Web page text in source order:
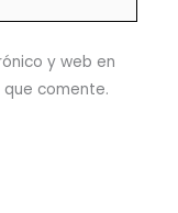
y web en
comente.